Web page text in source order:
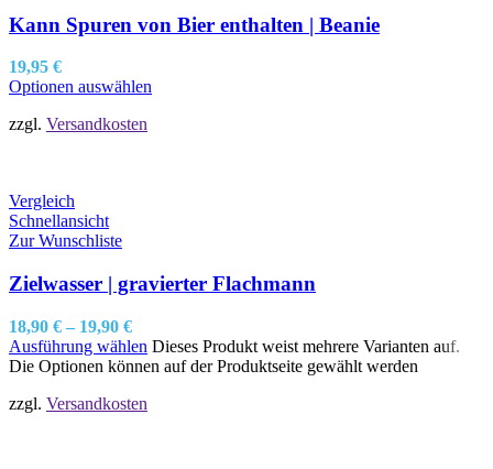
Kann Spuren von Bier enthalten | Beanie
19,95 €
Optionen auswählen
zzgl. Versandkosten
Vergleich
Schnellansicht
Zur Wunschliste
Zielwasser | gravierter Flachmann
18,90 € – 19,90 €
Ausführung wählen Dieses Produkt weist mehrere Varianten auf.
Die Optionen können auf der Produktseite gewählt werden
zzgl. Versandkosten